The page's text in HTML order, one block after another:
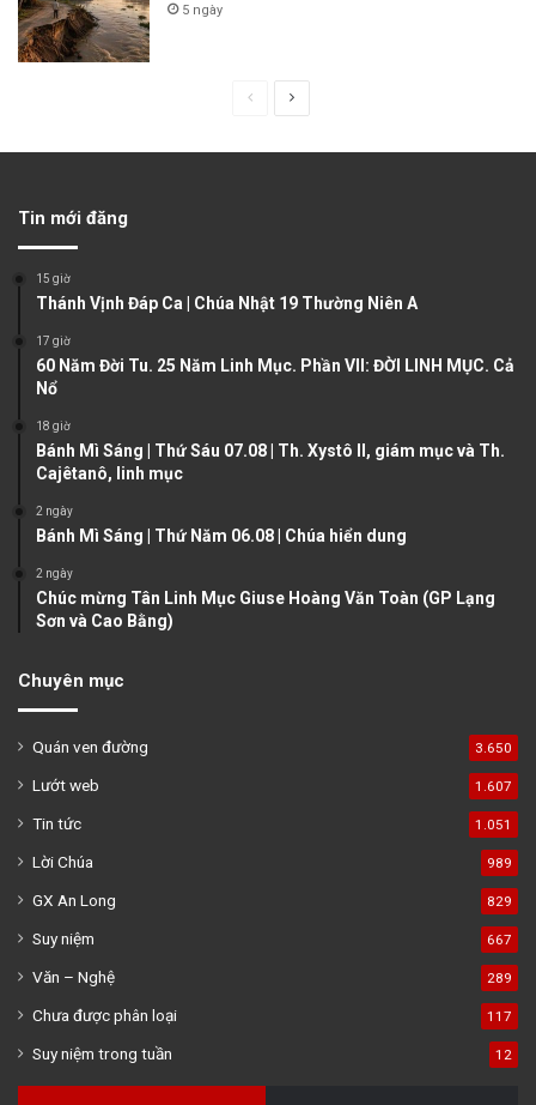
5 ngày
u
g
Tin mới đăng
15 giờ
Thánh Vịnh Đáp Ca | Chúa Nhật 19 Thường Niên A
17 giờ
60 Năm Đời Tu. 25 Năm Linh Mục. Phần VII: ĐỜI LINH MỤC. Cả
Nổ
18 giờ
Bánh Mì Sáng | Thứ Sáu 07.08 | Th. Xystô II, giám mục và Th.
Cajêtanô, linh mục
2 ngày
Bánh Mì Sáng | Thứ Năm 06.08 | Chúa hiển dung
2 ngày
Chúc mừng Tân Linh Mục Giuse Hoàng Văn Toàn (GP Lạng
Sơn và Cao Bằng)
Chuyên mục
Quán ven đường 3.650
Lướt web 1.607
Tin tức 1.051
Lời Chúa 989
GX An Long 829
Suy niệm 667
Văn – Nghệ 289
Chưa được phân loại 117
Suy niệm trong tuần 12